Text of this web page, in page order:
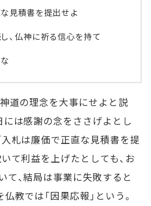
見積書を提出せよ
、仏神に祈る信心を持て
道の理念を大事にせよと説
には感謝の念をささげよとし
入札は廉価で正直な見積書を提
て利益を上げたとしても、お
て、結局は事業に失敗すると
教では「因果応報」という。